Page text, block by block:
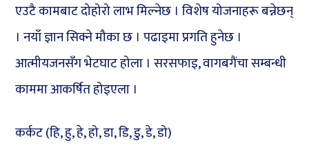
एउटै कामबाट दोहोरो लाभ मिल्नेछ । विशेष योजनाहरू बन्नेछन्
। नयाँ ज्ञान सिक्ने मौका छ । पढाइमा प्रगति हुनेछ ।
आत्मीयजनसँग भेटघाट होला । सरसफाइ, वागबगैंचा सम्बन्धी
काममा आकर्षित होइएला ।
कर्कट (हि, हु, हे, हो, डा, डि, डु, डे, डो)